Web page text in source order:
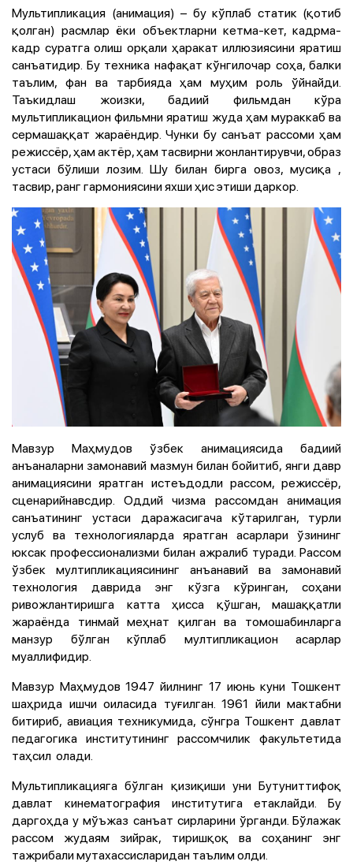
Мультипликация (анимация) – бу кўплаб статик (қотиб
қолган) расмлар ёки объектларни кетма-кет, кадрма-
кадр суратга олиш орқали ҳаракат иллюзиясини яратиш
санъатидир. Бу техника нафақат кўнгилочар соҳа, балки
таълим, фан ва тарбияда ҳам муҳим роль ўйнайди.
Таъкидлаш жоизки, бадиий фильмдан кўра
мультипликацион фильмни яратиш жуда ҳам мураккаб ва
сермашаққат жараёндир. Чунки бу санъат рассоми ҳам
режиссёр, ҳам актёр, ҳам тасвирни жонлантирувчи, образ
устаси бўлиши лозим. Шу билан бирга овоз, мусиқа ,
тасвир, ранг гармониясини яхши ҳис этиши даркор.
Мавзур Маҳмудов ўзбек анимациясида бадиий
анъаналарни замонавий мазмун билан бойитиб, янги давр
анимациясини яратган истеъдодли рассом, режиссёр,
сценарийнавсдир. Оддий чизма рассомдан анимация
санъатининг устаси даражасигача кўтарилган, турли
услуб ва технологияларда яратган асарлари ўзининг
юксак профессионализми билан ажралиб туради. Рассом
ўзбек мултипликациясининг анъанавий ва замонавий
технология даврида энг кўзга кўринган, соҳани
ривожлантиришга катта ҳисса қўшган, машаққатли
жараёнда тинмай меҳнат қилган ва томошабинларга
манзур бўлган кўплаб мултипликацион асарлар
муаллифидир.
Мавзур Маҳмудов 1947 йилнинг 17 июнь куни Тошкент
шаҳрида ишчи оиласида туғилган. 1961 йили мактабни
битириб, авиация техникумида, сўнгра Тошкент давлат
педагогика институтининг рассомчилик факультетида
таҳсил олади.
Мультипликацияга бўлган қизиқиши уни Бутуниттифоқ
давлат кинематография институтига етаклайди. Бу
даргоҳда у мўъжаз санъат сирларини ўрганди. Бўлажак
рассом жудаям зийрак, тиришқоқ ва соҳанинг энг
тажрибали мутахассисларидан таълим олди.